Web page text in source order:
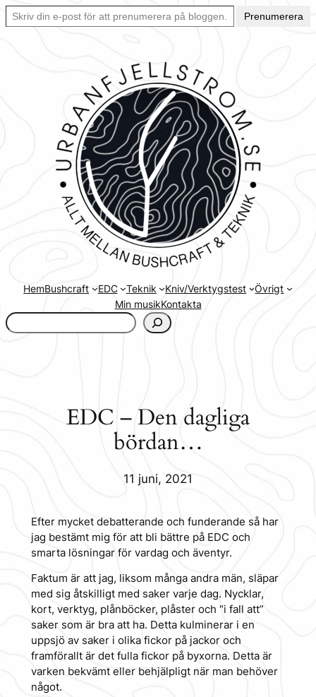
Hoppa
Skriv din e-post för att prenumerera på bloggen… Ett enkelt sätt att hålla sig uppdaterad automatiskt.
Prenumerera
HemBushcraft EDC Teknik Kniv/Verktygstest
Övrigt
Min musikKontakta
www.urbanfjellstrom.se/jamforelselistan/
EDC – Den dagliga
bördan…
11 juni, 2021
Efter mycket debatterande och funderande så har
jag bestämt mig för att bli bättre på EDC och
smarta lösningar för vardag och äventyr.
Faktum är att jag, liksom många andra män, släpar
med sig åtskilligt med saker varje dag. Nycklar,
kort, verktyg, plånböcker, plåster och “i fall att”
saker som är bra att ha. Detta kulminerar i en
uppsjö av saker i olika fickor på jackor och
framförallt är det fulla fickor på byxorna. Detta är
varken bekvämt eller behjälpligt när man behöver
något.